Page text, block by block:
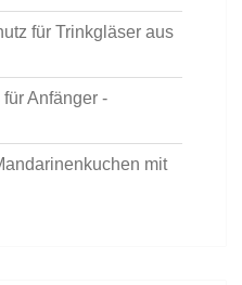
für Trinkgläser aus
Anfänger -
mit